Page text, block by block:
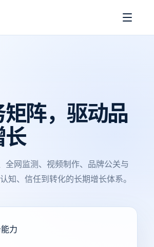
阵，驱动品
全网监测、视频制作、品牌公关与
知、信任到转化的长期增长体系。
力